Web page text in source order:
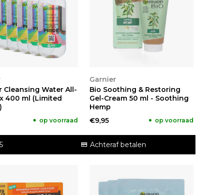
Cleansing Water All-
400 ml (Limited
op voorraad
BEKIJKEN
Garnier
Bio Soothing & Restoring
Gel-Cream 50 ml - Soothing
Hemp
€9,95
op voorraad
Achteraf betalen